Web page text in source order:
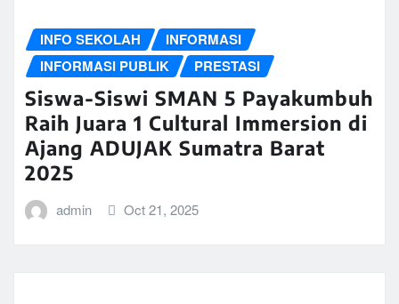
INFO SEKOLAH
INFORMASI
INFORMASI PUBLIK
PRESTASI
Siswa-Siswi SMAN 5 Payakumbuh
Raih Juara 1 Cultural Immersion di
Ajang ADUJAK Sumatra Barat
2025
admin Oct 21, 2025